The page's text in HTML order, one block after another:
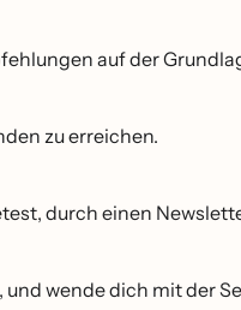
auf der
zu erreichen.
durch einen
wende dich mit der